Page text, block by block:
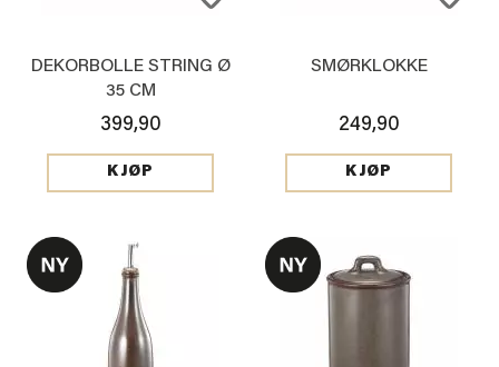
DEKORBOLLE STRING Ø
35 CM
399,90
KJØP
SMØRKLOKKE
249,90
KJØP